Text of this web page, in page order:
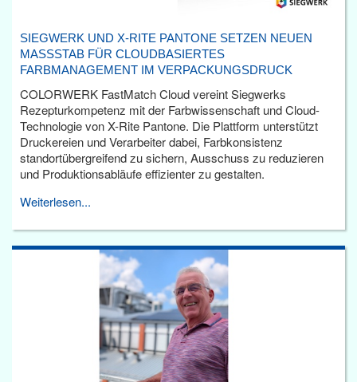
SIEGWERK UND X-RITE PANTONE SETZEN NEUEN
MASSSTAB FÜR CLOUDBASIERTES F
ARBMANAGEMENT IM VERPACKUNGSDRUCK
COLORWERK FastMatch Cloud vereint Siegwerks
Rezepturkompetenz mit der Farbwissenschaft und Cloud-
Technologie von X-Rite Pantone. Die Plattform unterstützt
Druckereien und Verarbeiter dabei, Farbkonsistenz
standortübergreifend zu sichern, Ausschuss zu reduzieren
und Produktionsabläufe effizienter zu gestalten.
Weiterlesen...